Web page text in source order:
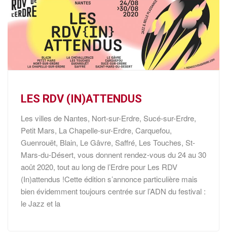
LES RDV (IN)ATTENDUS
Les villes de Nantes, Nort-sur-Erdre, Sucé-sur-Erdre,
Petit Mars, La Chapelle-sur-Erdre, Carquefou,
Guenrouët, Blain, Le Gâvre, Saffré, Les Touches, St-
Mars-du-Désert, vous donnent rendez-vous du 24 au 30
août 2020, tout au long de l’Erdre pour Les RDV
(In)attendus !Cette édition s’annonce particulière mais
bien évidemment toujours centrée sur l’ADN du festival :
le Jazz et la